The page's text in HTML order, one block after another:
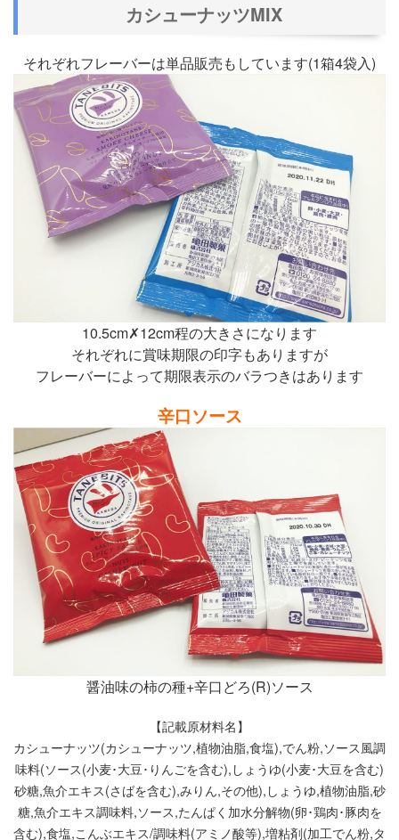
カシューナッツMIX
それぞれフレーバーは単品販売もしています(1箱4袋入)
10.5cm✗12cm程の大きさになります
それぞれに賞味期限の印字もありますが
フレーバーによって期限表示のバラつきはあります
辛口ソース
醤油味の柿の種+辛口どろ(R)ソース
【記載原材料名】
カシューナッツ(カシューナッツ,植物油脂,食塩),でん粉,ソース風調
味料(ソース(小麦･大豆･りんごを含む),しょうゆ(小麦･大豆を含む)
砂糖,魚介エキス(さばを含む),みりん,その他),しょうゆ,植物油脂,砂
糖,魚介エキス調味料,ソース,たんぱく加水分解物(卵･鶏肉･豚肉を
含む),食塩,こんぶエキス/調味料(アミノ酸等),増粘剤(加工でん粉,タ